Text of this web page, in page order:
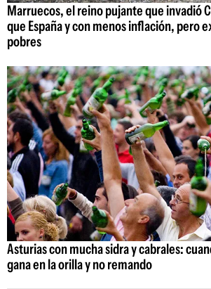
Marruecos, el reino pujante que invadió
que España y con menos inflación, pero
pobres
Asturias con mucha sidra y cabrales:
gana en la orilla y no remando